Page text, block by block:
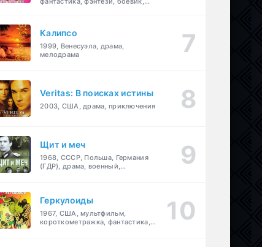
Калипсо
1999, Венесуэла, драма,
мелодрама
Veritas: В поисках истины
2003, США, драма, приключения
Щит и меч
1968, СССР, Польша, Германия
(ГДР), драма, военный,
Геркулоиды
1967, США, мультфильм,
короткометражка, фантастика,